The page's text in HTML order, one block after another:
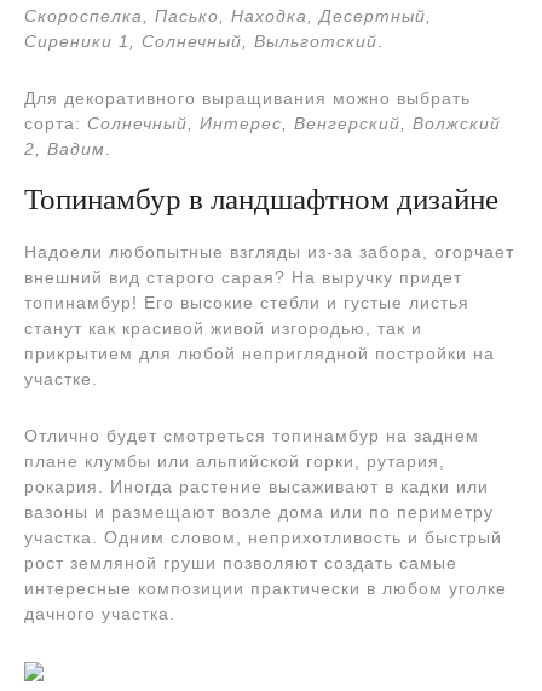
Скороспелка, Пасько, Находка, Десертный,
Сиреники 1, Солнечный, Выльготский
Для декоративного выращивания можно выбрать
сорта: Солнечный, Интерес, Венгерский, Волжский
2, Вадим
Топинамбур в ландшафтном дизайне
Надоели любопытные взгляды из-за забора, огорчает
внешний вид старого сарая? На выручку придет
топинамбур! Его высокие стебли и густые листья
станут как красивой живой изгородью, так и
прикрытием для любой неприглядной постройки на
участке.
Отлично будет смотреться топинамбур на заднем
плане клумбы или альпийской горки, рутария,
рокария. Иногда растение высаживают в кадки или
вазоны и размещают возле дома или по периметру
участка. Одним словом, неприхотливость и быстрый
рост земляной груши позволяют создать самые
интересные композиции практически в любом уголке
дачного участка.